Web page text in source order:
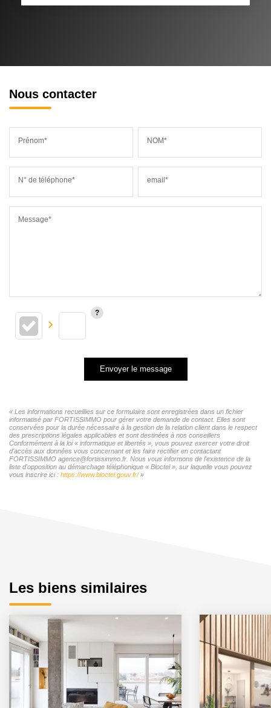
Nous contacter
Prénom* NOM*
N° de téléphone* email*
Message*
Envoyer le message
« Les informations recueillies sur ce formulaire sont enregistrées dans un fichier
informatisé par FORTISSIMMO pour gérer votre demande de contact. Elles sont
conservées pour la durée nécessaire à la gestion de la relation client dans le respect
des prescriptions légales applicables et sont destinées à nos conseillers
Conformément à la loi « informatique et libertés », vous pouvez exercer votre droit
d'accès aux données vous concernant et les faire rectifier en contactant
FORTISSIMMO agence@fortissimmo.fr. Nous vous informons de l'existence de la
liste d'opposition au démarchage téléphonique « Bloctel », sur laquelle vous pouvez
vous inscrire ici : https://www.bloctel.gouv.fr/»
Les biens similaires